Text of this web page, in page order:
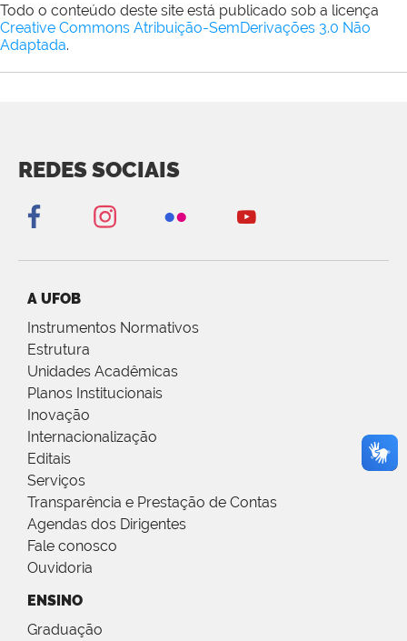
Todo o conteúdo deste site está publicado sob a licença
Creative Commons Atribuição-SemDerivações 3.0 Não
Adaptada.
REDES SOCIAIS
A UFOB
Instrumentos Normativos
Estrutura
Unidades Acadêmicas
Planos Institucionais
Inovação
Internacionalização
Editais
Serviços
Transparência e Prestação de Contas
Agendas dos Dirigentes
Fale conosco
Ouvidoria
ENSINO
Graduação